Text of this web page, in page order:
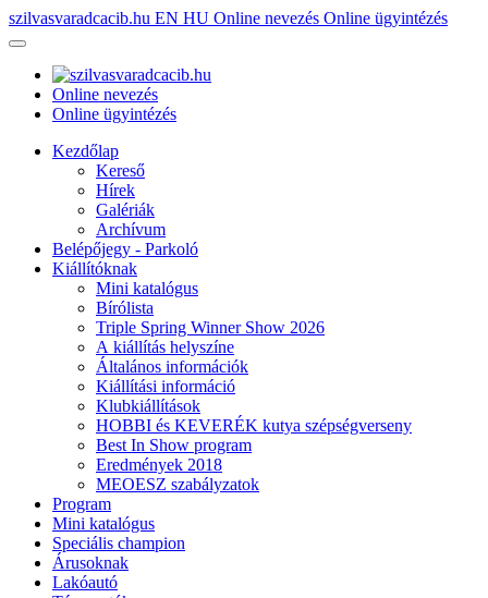
szilvasvaradcacib.hu EN HU Online nevezés Online ügyintézés
Online nevezés
Online ügyintézés
Kezdőlap
Kereső
Hírek
Galériák
Archívum
Belépőjegy - Parkoló
Kiállítóknak
Mini katalógus
Bírólista
Triple Spring Winner Show 2026
A kiállítás helyszíne
Általános információk
Kiállítási információ
Klubkiállítások
HOBBI és KEVERÉK kutya szépségverseny
Best In Show program
Eredmények 2018
MEOESZ szabályzatok
Program
Mini katalógus
Speciális champion
Árusoknak
Lakóautó